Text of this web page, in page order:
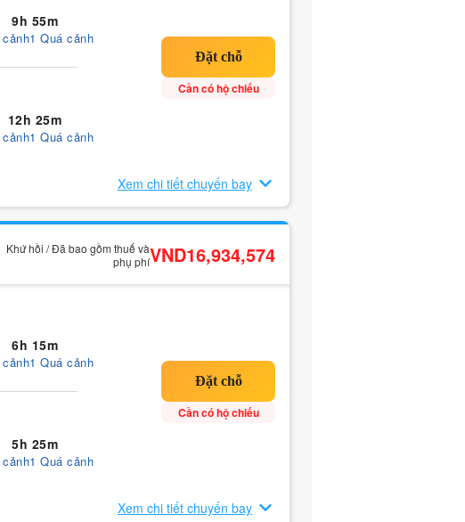
9h 55m
Quá cảnh
12h 25m
Quá cảnh
Cần có hộ chiếu
Xem chi tiết chuyến bay
Khứ hồi / Đã bao gồm thuế và
phụ phíVND16,934,574
6h 15m
Quá cảnh
5h 25m
Quá cảnh
Cần có hộ chiếu
Xem chi tiết chuyến bay